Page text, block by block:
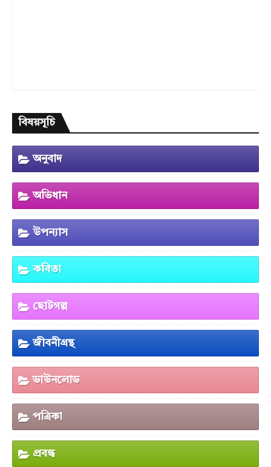
বিষয়সূচি
অনুবাদ
অভিধান
উপন্যাস
কবিতা
ছোটগল্প
জীবনীগ্রন্থ
ডাউনলোড
পত্রিকা
প্রবন্ধ